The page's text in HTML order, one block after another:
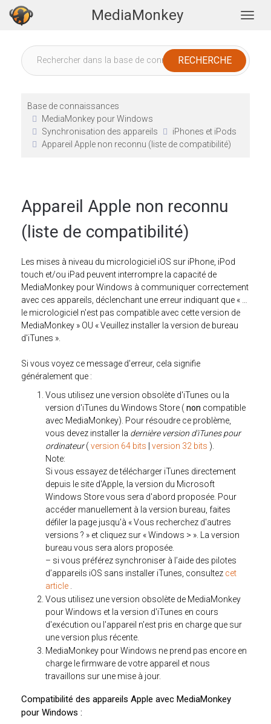
MediaMonkey
Base de connaissances
MediaMonkey pour Windows
Synchronisation des appareils
iPhones et iPods
Appareil Apple non reconnu (liste de compatibilité)
Appareil Apple non reconnu
(liste de compatibilité)
Les mises à niveau du micrologiciel iOS sur iPhone, iPod
touch et/ou iPad peuvent interrompre la capacité de
MediaMonkey pour Windows à communiquer correctement
avec ces appareils, déclenchant une erreur indiquant que « …
le micrologiciel n'est pas compatible avec cette version de
MediaMonkey » OU « Veuillez installer la version de bureau
d'iTunes ».
Si vous voyez ce message d'erreur, cela signifie
généralement que :
Vous utilisez une version obsolète d'iTunes ou la
version d'iTunes du Windows Store (non compatible
avec MediaMonkey). Pour résoudre ce problème,
vous devez installer la dernière version d'iTunes pour
ordinateur(version 64 bits | version 32 bits ).
Note:
Si vous essayez de télécharger iTunes directement
depuis le site d'Apple, la version du Microsoft
Windows Store vous sera d'abord proposée. Pour
accéder manuellement à la version bureau, faites
défiler la page jusqu'à « Vous recherchez d'autres
versions ? » et cliquez sur « Windows > ». La version
bureau vous sera alors proposée.
– si vous préférez synchroniser à l’aide des pilotes
d’appareils iOS sans installer iTunes, consultez cet
article
Vous utilisez une version obsolète de MediaMonkey
pour Windows et la version d'iTunes en cours
d'exécution ou l'appareil n'est pris en charge que sur
une version plus récente.
MediaMonkey pour Windows ne prend pas encore en
charge le firmware de votre appareil et nous
travaillons sur une mise à jour.
Compatibilité des appareils Apple avec MediaMonkey
pour Windows :